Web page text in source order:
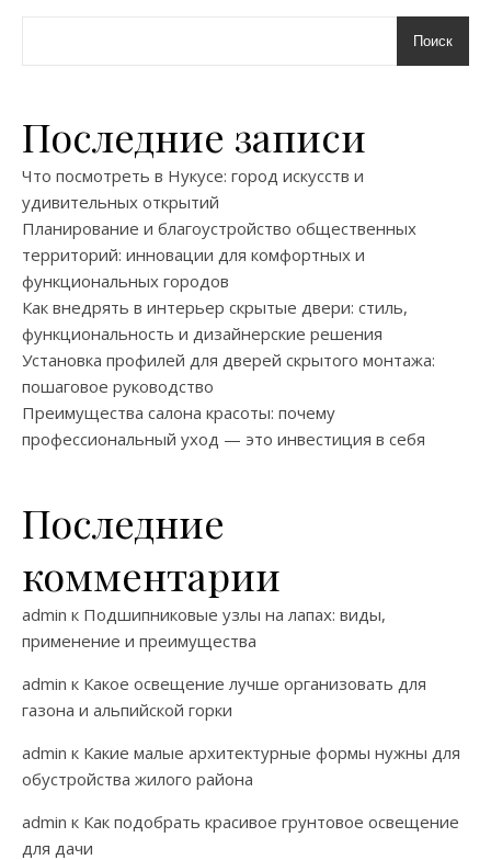
Поиск
Последние записи
Что посмотреть в Нукусе: город искусств и
удивительных открытий
Планирование и благоустройство общественных
территорий: инновации для комфортных и
функциональных городов
Как внедрять в интерьер скрытые двери: стиль,
функциональность и дизайнерские решения
Установка профилей для дверей скрытого монтажа:
пошаговое руководство
Преимущества салона красоты: почему
профессиональный уход — это инвестиция в себя
Последние
комментарии
admin к Подшипниковые узлы на лапах: виды,
применение и преимущества
admin к Какое освещение лучше организовать для
газона и альпийской горки
admin к Какие малые архитектурные формы нужны для
обустройства жилого района
admin к Как подобрать красивое грунтовое освещение
для дачи